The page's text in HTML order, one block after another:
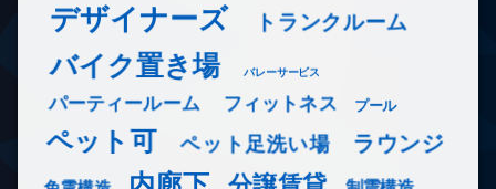
デザイナーズ トランクルーム
バイク置き場 バレーサービス
パーティールーム フィットネス プール
ペット可 ペット足洗い場 ラウンジ